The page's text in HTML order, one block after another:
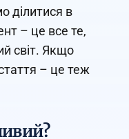
ділитися в
– це все те,
світ. Якщо
– це теж